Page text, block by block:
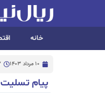
خانه
10 مرداد 1403
پیام